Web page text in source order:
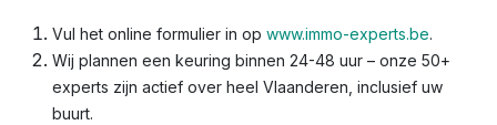
Vul het online formulier in op www.immo-experts.be.
Wij plannen een keuring binnen 24-48 uur – onze 50+
experts zijn actief over heel Vlaanderen, inclusief uw
buurt.